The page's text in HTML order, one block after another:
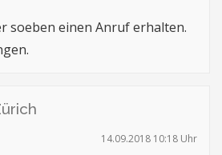
soeben einen Anruf erhalten.
14.09.2018 10:18 Uhr